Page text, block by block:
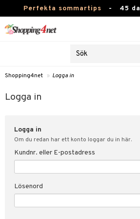
Perfekta sommartips - 45
Kontaktlinser
Hälsokost
Fitness
Hem & Inredning
Leksaker, Barn & Baby
Varumärken
Shopping4net » Logga in
Logga in
Logga in
Om du redan har ett konto loggar du in här.
Kundnr. eller E-postadress
Lösenord
svar